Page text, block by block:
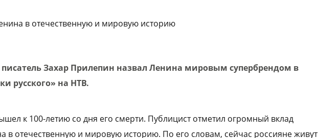
в отечественную и мировую историю
Захар Прилепин назвал Ленина мировым супербрендом в
русского» на НТВ.
к 100-летию со дня его смерти. Публицист отметил огромный вклад
в отечественную и мировую историю. По его словам, сейчас россияне живут